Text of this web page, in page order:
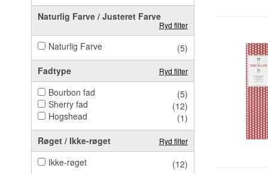
Naturlig Farve / Justeret Farve
Ryd filter
Naturlig Farve
(5)
Fadtype
Ryd filter
Bourbon fad
(5)
Sherry fad
(12)
Hogshead
(1)
Røget / Ikke-røget
Ryd filter
Ikke-røget
(12)